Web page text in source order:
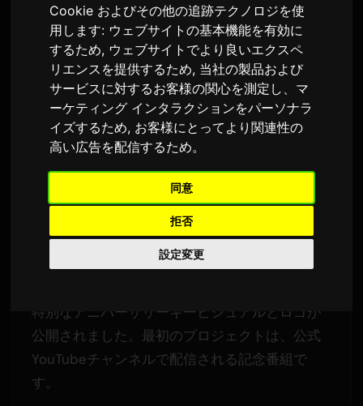
Cookie およびその他の追跡テクノロジを使
用します: ウェブサイトの基本機能を有効に
するため, ウェブサイトでより良いエクスペ
リエンスを提供するため, 当社の製品および
サービスに対するお客様の関心を測定し、マ
ーケティング インタラクションをパーソナラ
イズするため, お客様にとってより関連性の
高い広告を配信するため。
同意
拒否
設定変更
テニスの王子様アニメ、25周
年記念イヤーを開始
Samによる
4 6月 2026
英語から翻訳されました
2,236 回の視聴
2001年10月に放送を開始した『テニスの王子
様』シリーズは、2026年から2027年にかけて
イベントを予定しています。
特別なアニバーサリーキービジュアルとロゴが
公開されました。最初のプロジェクトは、公式
YouTubeチャンネルで配信される記念番組で
す。